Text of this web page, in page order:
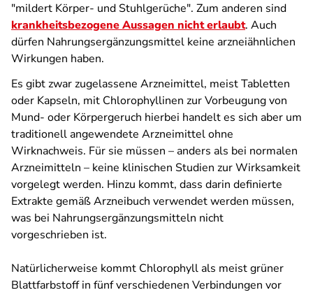
"mildert Körper- und Stuhlgerüche". Zum anderen sind
krankheitsbezogene Aussagen nicht erlaubt. Auch
dürfen Nahrungsergänzungsmittel keine arzneiähnlichen
Wirkungen haben.
Es gibt zwar zugelassene Arzneimittel, meist Tabletten
oder Kapseln, mit Chlorophyllinen zur Vorbeugung von
Mund- oder Körpergeruch hierbei handelt es sich aber um
traditionell angewendete Arzneimittel ohne
Wirknachweis. Für sie müssen – anders als bei normalen
Arzneimitteln – keine klinischen Studien zur Wirksamkeit
vorgelegt werden. Hinzu kommt, dass darin definierte
Extrakte gemäß Arzneibuch verwendet werden müssen,
was bei Nahrungsergänzungsmitteln nicht
vorgeschrieben ist.
Natürlicherweise kommt Chlorophyll als meist grüner
Blattfarbstoff in fünf verschiedenen Verbindungen vor